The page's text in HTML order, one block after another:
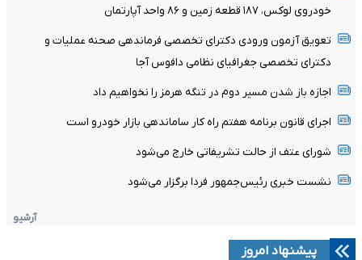
خودروی لوکس، ۱۸۷ قطعه زمین و ۸۶ واحد آپارتمان
تعویق آزمون ورودی دکترای تخصصی فرماندهی صحنه عملیات و
دکترای تخصصی جغرافیای نظامی دافوس آجا
اجازه باز شدن مسیر دوم در تنگه هرمز را نخواهیم داد
اجرای قانون برنامه هفتم راه کار ساماندهی بازار خودرو است
شورای عتف از حالت تشریفاتی خارج می‌شود
نشست خبری رئیس‌جمهور فردا برگزار می‌شود
آرشیو
پیشنهاد امروز